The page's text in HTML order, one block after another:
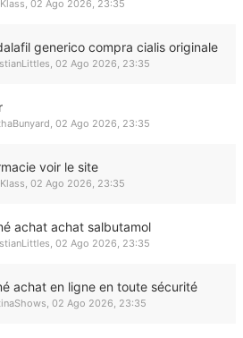
, 02 Ago 2026, 23:35
generico compra cialis originale
, 02 Ago 2026, 23:35
, 02 Ago 2026, 23:35
voir le site
, 02 Ago 2026, 23:35
achat achat salbutamol
, 02 Ago 2026, 23:35
achat en ligne en toute sécurité
, 02 Ago 2026, 23:35